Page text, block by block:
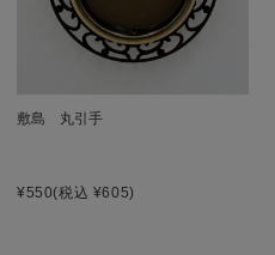
敷島 丸引手
¥550(税込 ¥605)